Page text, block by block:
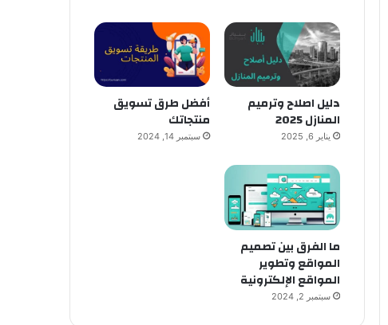
دليل اصلاح وترميم
المنازل 2025
يناير 6, 2025
أفضل طرق تسويق
منتجاتك
سبتمبر 14, 2024
ما الفرق بين تصميم
المواقع وتطوير
المواقع الإلكترونية
سبتمبر 2, 2024